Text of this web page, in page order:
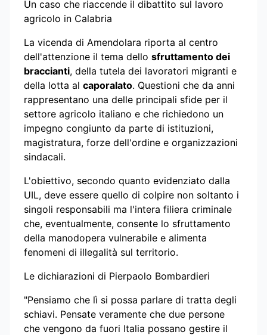
Un caso che riaccende il dibattito sul lavoro
agricolo in Calabria
La vicenda di Amendolara riporta al centro
dell'attenzione il tema dello sfruttamento dei
braccianti, della tutela dei lavoratori migranti e
della lotta al caporalato. Questioni che da anni
rappresentano una delle principali sfide per il
settore agricolo italiano e che richiedono un
impegno congiunto da parte di istituzioni,
magistratura, forze dell'ordine e organizzazioni
sindacali.
L'obiettivo, secondo quanto evidenziato dalla
UIL, deve essere quello di colpire non soltanto i
singoli responsabili ma l'intera filiera criminale
che, eventualmente, consente lo sfruttamento
della manodopera vulnerabile e alimenta
fenomeni di illegalità sul territorio.
Le dichiarazioni di Pierpaolo Bombardieri
"Pensiamo che lì si possa parlare di tratta degli
schiavi. Pensate veramente che due persone
che vengono da fuori Italia possano gestire il